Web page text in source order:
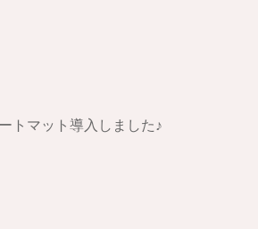
トマット導入しました♪